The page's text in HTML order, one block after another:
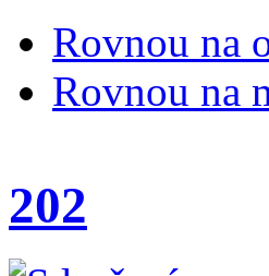
Rovnou na
Rovnou na
202